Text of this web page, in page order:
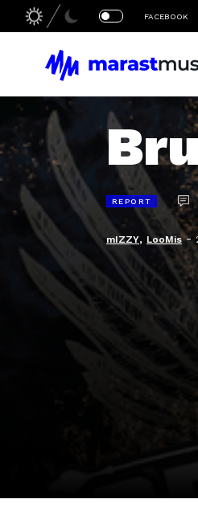
FACEBOOK
REPORT
mIZZY, LooMis-